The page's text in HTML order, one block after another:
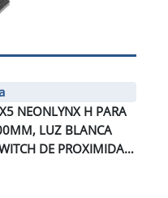
NEONLYNX H PARA
LUZ BLANCA
DE PROXIMIDAD